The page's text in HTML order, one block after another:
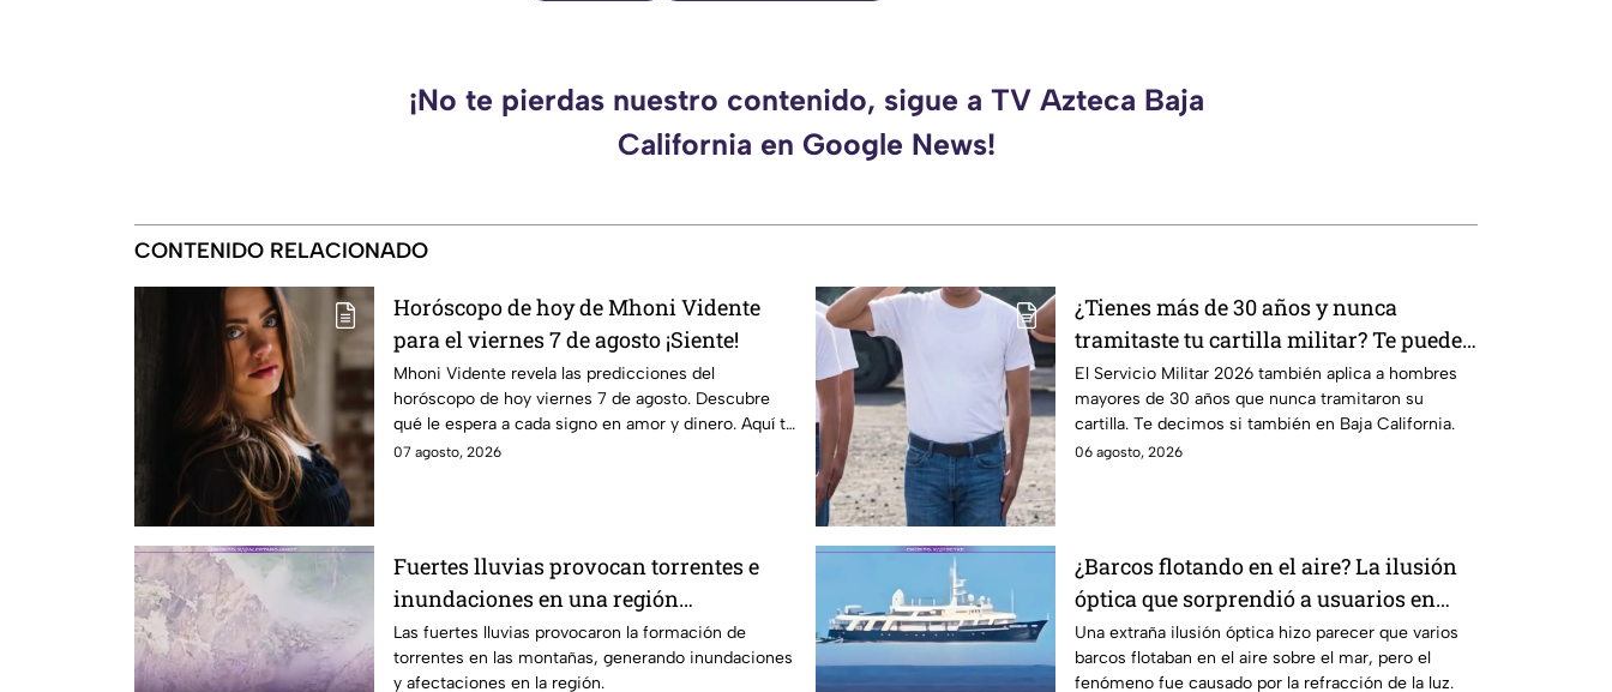
¡No te pierdas nuestro contenido, sigue a TV Azteca Baja
California en Google News!
CONTENIDO RELACIONADO
Horóscopo de hoy de Mhoni Vidente
para el viernes 7 de agosto ¡Siente!
Mhoni Vidente revela las predicciones del
horóscopo de hoy viernes 7 de agosto. Descubre
qué le espera a cada signo en amor y dinero. Aquí te
informamos.
07 agosto, 2026
¿Tienes más de 30 años y nunca
tramitaste tu cartilla militar? Te pueden
llamar para hacer servicio en Baja
California
El Servicio Militar 2026 también aplica a hombres
mayores de 30 años que nunca tramitaron su
cartilla. Te decimos si también en Baja California.
06 agosto, 2026
Fuertes lluvias provocan torrentes e
inundaciones en una región
montañosa
Las fuertes lluvias provocaron la formación de
torrentes en las montañas, generando inundaciones
y afectaciones en la región.
¿Barcos flotando en el aire? La ilusión
óptica que sorprendió a usuarios en
redes sociales
Una extraña ilusión óptica hizo parecer que varios
barcos flotaban en el aire sobre el mar, pero el
fenómeno fue causado por la refracción de la luz.